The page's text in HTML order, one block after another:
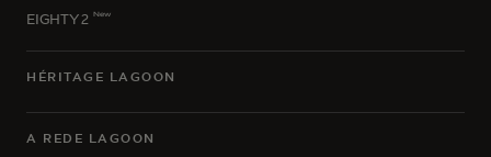
EIGHTY 2
New
HÉRITAGE LAGOON
A REDE LAGOON